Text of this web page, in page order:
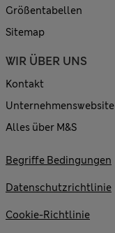
Größentabellen
Sitemap
WIR ÜBER UNS
Kontakt
Unternehmenswebsite
Alles über M&S
Begriffe Bedingungen
Datenschutzrichtlinie
Cookie-Richtlinie